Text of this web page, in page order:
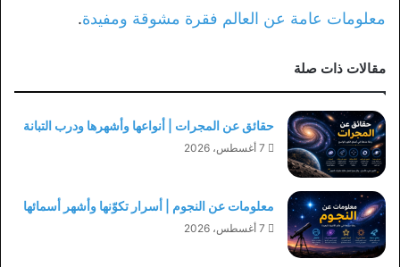
معلومات عامة عن العالم فقرة مشوقة ومفيدة.
مقالات ذات صلة
حقائق عن المجرات | أنواعها وأشهرها ودرب التبانة
7 أغسطس، 2026
معلومات عن النجوم | أسرار تكوّنها وأشهر أسمائها
7 أغسطس، 2026